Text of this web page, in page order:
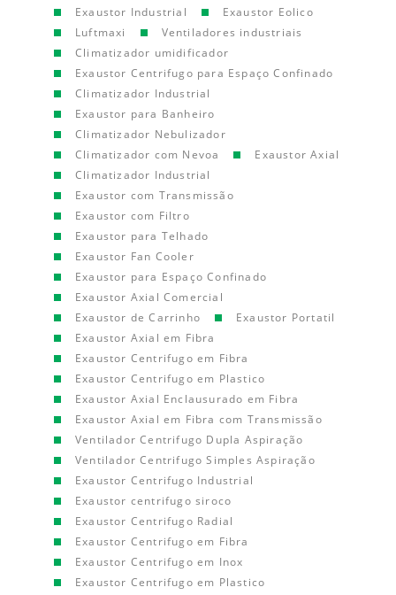
Exaustor Industrial
Exaustor Eolico
Luftmaxi
Ventiladores industriais
Climatizador umidificador
Exaustor Centrifugo para Espaço Confinado
Climatizador Industrial
Exaustor para Banheiro
Climatizador Nebulizador
Climatizador com Nevoa
Exaustor Axial
Climatizador Industrial
Exaustor com Transmissão
Exaustor com Filtro
Exaustor para Telhado
Exaustor Fan Cooler
Exaustor para Espaço Confinado
Exaustor Axial Comercial
Exaustor de Carrinho
Exaustor Portatil
Exaustor Axial em Fibra
Exaustor Centrifugo em Fibra
Exaustor Centrifugo em Plastico
Exaustor Axial Enclausurado em Fibra
Exaustor Axial em Fibra com Transmissão
Ventilador Centrifugo Dupla Aspiração
Ventilador Centrifugo Simples Aspiração
Exaustor Centrifugo Industrial
Exaustor centrifugo siroco
Exaustor Centrifugo Radial
Exaustor Centrifugo em Fibra
Exaustor Centrifugo em Inox
Exaustor Centrifugo em Plastico